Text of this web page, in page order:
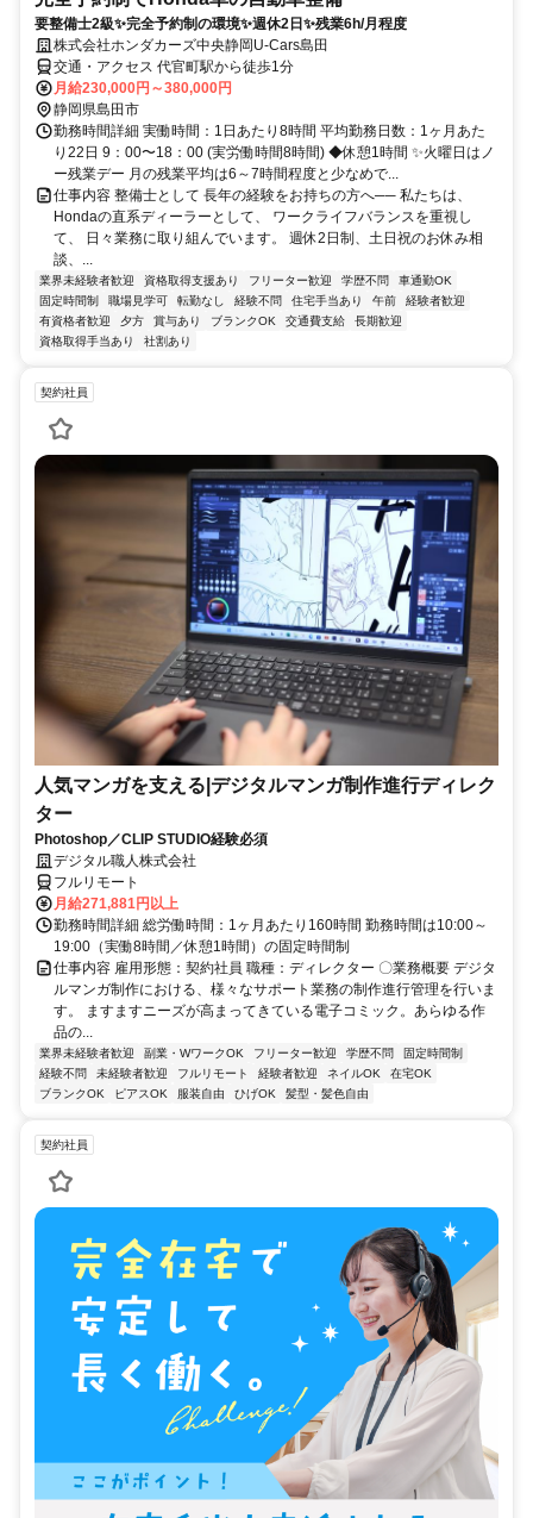
要整備士2級✨完全予約制の環境✨週休2日✨残業6h/月程度
株式会社ホンダカーズ中央静岡U-Cars島田
交通・アクセス 代官町駅から徒歩1分
月給230,000円～380,000円
静岡県島田市
勤務時間詳細 実働時間：1日あたり8時間 平均勤務日数：1ヶ月あた
り22日 9：00〜18：00 (実労働時間8時間) ◆休憩1時間 ✨火曜日はノ
ー残業デー 月の残業平均は6～7時間程度と少なめで...
仕事内容 整備士として 長年の経験をお持ちの方へ── 私たちは、
Hondaの直系ディーラーとして、 ワークライフバランスを重視し
て、 日々業務に取り組んでいます。 週休2日制、土日祝のお休み相
談、...
業界未経験者歓迎 資格取得支援あり フリーター歓迎 学歴不問
車通勤OK
固定時間制
職場見学可 転勤なし 経験不問 住宅手当あり 午前
経験者歓迎
有資格者歓迎
夕方 賞与あり ブランクOK 交通費支給
長期歓迎
資格取得手当あり
社割あり
契約社員
人気マンガを支える|デジタルマンガ制作進行ディレク
ター
Photoshop／CLIP STUDIO経験必須
デジタル職人株式会社
フルリモート
月給271,881円以上
勤務時間詳細 総労働時間：1ヶ月あたり160時間 勤務時間は10:00～
19:00（実働8時間／休憩1時間）の固定時間制
仕事内容 雇用形態：契約社員 職種：ディレクター 〇業務概要 デジタ
ルマンガ制作における、様々なサポート業務の制作進行管理を行いま
す。 ますますニーズが高まってきている電子コミック。あらゆる作
品の...
業界未経験者歓迎 副業・WワークOK フリーター歓迎 学歴不問
固定時間制
経験不問
未経験者歓迎 フルリモート 経験者歓迎 ネイルOK
在宅OK
ブランクOK
ピアスOK 服装自由 ひげOK 髪型・髪色自由
契約社員